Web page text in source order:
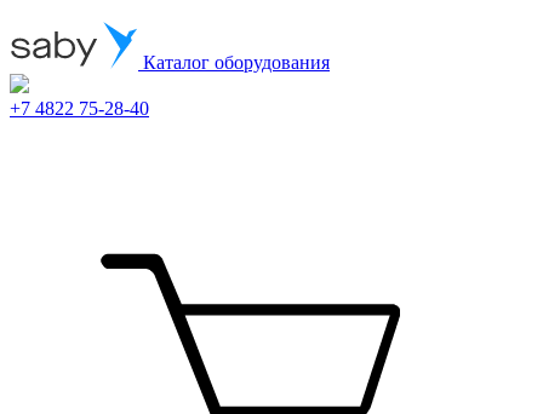
Каталог оборудования
+7 4822 75-28-40